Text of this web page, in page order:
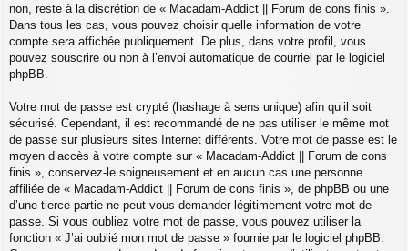
non, reste à la discrétion de « Macadam-Addict || Forum de cons finis ».
Dans tous les cas, vous pouvez choisir quelle information de votre
compte sera affichée publiquement. De plus, dans votre profil, vous
pouvez souscrire ou non à l’envoi automatique de courriel par le logiciel
phpBB.
Votre mot de passe est crypté (hashage à sens unique) afin qu’il soit
sécurisé. Cependant, il est recommandé de ne pas utiliser le même mot
de passe sur plusieurs sites Internet différents. Votre mot de passe est le
moyen d’accès à votre compte sur « Macadam-Addict || Forum de cons
finis », conservez-le soigneusement et en aucun cas une personne
affiliée de « Macadam-Addict || Forum de cons finis », de phpBB ou une
d’une tierce partie ne peut vous demander légitimement votre mot de
passe. Si vous oubliez votre mot de passe, vous pouvez utiliser la
fonction « J’ai oublié mon mot de passe » fournie par le logiciel phpBB.